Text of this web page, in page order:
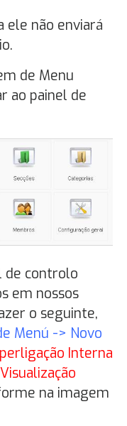
ele não enviará
de Menu
ao painel de
de controlo
em nossos
o seguinte,
Menú -> Novo
Interna
na imagem